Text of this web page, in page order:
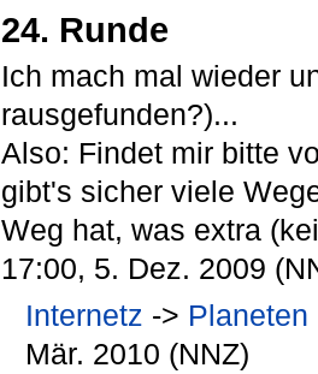
24. Runde
Ich mach mal wieder
rausgefunden?)...
Also: Findet mir bitte
gibt's sicher viele
Weg hat, was extra
17:00, 5. Dez. 2009
Internetz -> Planeten
Mär. 2010 (NNZ)